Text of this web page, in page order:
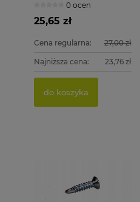
4x30 200 szt.
ściągające
0 ocen
25,65 zł
Cena regularna: 27,00 zł
Najniższa cena: 23,76 zł
do koszyka